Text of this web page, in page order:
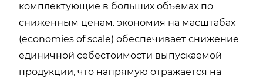
комплектующие в больших объемах по
сниженным ценам. экономия на масштабах
(economies of scale) обеспечивает снижение
единичной себестоимости выпускаемой
продукции, что напрямую отражается на